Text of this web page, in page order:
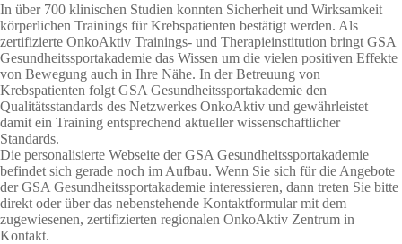
In über 700 klinischen Studien konnten Sicherheit und Wirksamkeit
körperlichen Trainings für Krebspatienten bestätigt werden. Als
zertifizierte OnkoAktiv Trainings- und Therapieinstitution bringt GSA
Gesundheitssportakademie das Wissen um die vielen positiven Effekte
von Bewegung auch in Ihre Nähe. In der Betreuung von
Krebspatienten folgt GSA Gesundheitssportakademie den
Qualitätsstandards des Netzwerkes OnkoAktiv und gewährleistet
damit ein Training entsprechend aktueller wissenschaftlicher
Standards.
Die personalisierte Webseite der GSA Gesundheitssportakademie
befindet sich gerade noch im Aufbau. Wenn Sie sich für die Angebote
der GSA Gesundheitssportakademie interessieren, dann treten Sie bitte
direkt oder über das nebenstehende Kontaktformular mit dem
zugewiesenen, zertifizierten regionalen OnkoAktiv Zentrum in
Kontakt.